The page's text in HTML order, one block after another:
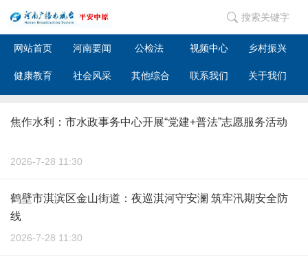
搜索关键字
网站首页 河南要闻 公检法 视频中心 乡村振兴
健康教育 社会风采 其他综合 联系我们 关于我们
焦作水利：市水政事务中心开展“党建+普法”志愿服务活动
2026-7-28 11:30
鹤壁市淇滨区金山街道：夜巡淇河守安澜 筑牢汛期安全防
线
2026-7-28 11:30